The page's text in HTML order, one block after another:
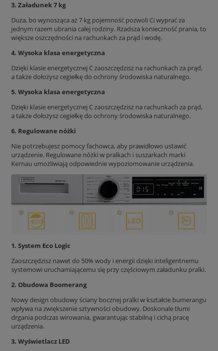
3. Załadunek 7 kg
Duża, bo wynosząca aż 7 kg pojemność pozwoli Ci wyprać za
jednym razem ubrania całej rodziny. Rzadsza konieczność prania, to
większe oszczędności na rachunkach za prąd i wodę.
4. Wysoka klasa energetyczna
Dzięki klasie energetycznej C zaoszczędzisz na rachunkach za prąd,
a także dołożysz cegiełkę do ochrony środowiska naturalnego.
5. Wysoka klasa energetyczna
Dzięki klasie energetycznej C zaoszczędzisz na rachunkach za prąd,
a także dołożysz cegiełkę do ochrony środowiska naturalnego.
6. Regulowane nóżki
Nie potrzebujesz pomocy fachowca, aby prawidłowo ustawić
urządzenie. Regulowane nóżki w pralkach i suszarkach marki
Kernau umożliwiają odpowiednie wypoziomowanie urządzenia.
1. System Eco Logic
Zaoszczędzisz nawet do 50% wody i energii dzięki inteligentnemu
systemowi uruchamiającemu się przy częściowym załadunku pralki.
2. Obudowa Boomerang
Nowy design obudowy ściany bocznej pralki w kształcie bumerangu
wpływa na zwiększenie sztywności obudowy. Doskonale tłumi
drgania podczas wirowania, gwarantując stabilną i cichą pracę
urządzenia.
3. Wyświetlacz LED